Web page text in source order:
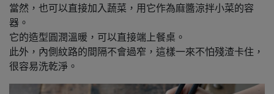
當然，也可以直接加入蔬菜，用它作為麻醬涼拌小菜的容
器。
它的造型圓潤溫暖，可以直接端上餐桌。
此外，內側紋路的間隔不會過窄，這樣一來不怕殘渣卡住，
很容易洗乾淨。